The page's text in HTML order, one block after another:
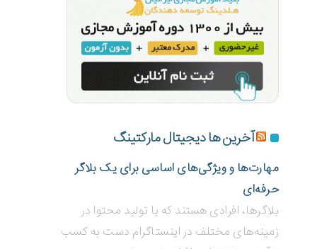
آخرین ها دیجیتال مارکتینگ
مهارت‌ها و ویژگی‌های اساسی برای یک بلاگر
حرفه‌ای
بلاگر‌ها، افرادی هستند که با تولید محتوا در
زمینه‌های مختلف در اینستاگرام دست به کسب